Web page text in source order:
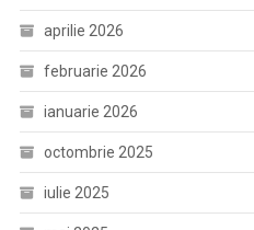
aprilie 2026
februarie 2026
ianuarie 2026
octombrie 2025
iulie 2025